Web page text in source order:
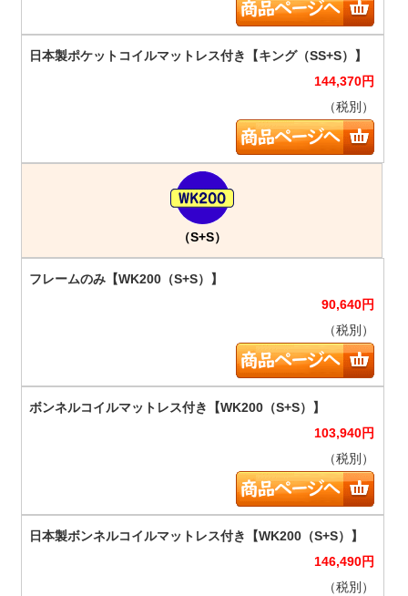
144,370円
（税別）
（S+S）
90,640円
（税別）
103,940円
（税別）
146,490円
（税別）